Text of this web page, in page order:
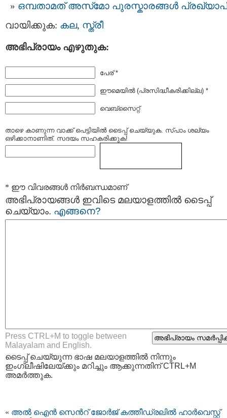
ഒമ്പതാമത് അസ്‌മോ പുരസ്കാരങ്ങൾ
വായിക്കുക: കല, സ്ത്രീ
അഭിപ്രായം എഴുതുക:
പേര് *
ഈമെയില്‍ (പ്രസിദ്ധീകരിക്കില്ല) *
വെബ്സൈറ്റ്
താഴെ കാണുന്ന വാക്ക് പെട്ടിയില്‍ ടൈപ്പ്‌ ചെയ്യുക. സ്പാം ശല്യം
ഒഴിക്കാനാണിത്. സദയം സഹകരിക്കുക!
* ഈ വിവരങ്ങള്‍ നിര്‍ബന്ധമാണ്
അഭിപ്രായങ്ങള്‍ ഇവിടെ മലയാളത്തില്‍ ടൈപ്പ്
ചെയ്യാം. എങ്ങനെ?
Press CTRL+M to toggle between
Malayalam and English.
ടൈപ്പ്‌ ചെയ്യുന്ന ഭാഷ മലയാളത്തില്‍ നിന്നും
ഇംഗ്ലീഷിലേയ്ക്കും മറിച്ചും ആക്കുന്നതിന് CTRL+M
അമര്‍ത്തുക.
« അല്‍ ഐന്‍ സെന്‍റ് ജോര്‍ജ് കത്തീഡ്രലില്‍ ഹാര്‍വെസ്റ്റ്